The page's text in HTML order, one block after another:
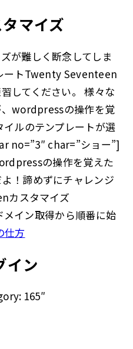
マイズ
が難しく断念してしま
ートTwenty Seventeen
してください。 様々な
wordpressの操作を覚
ルのテンプレートが選
no=”3″ char=”ショー”]
の操作を覚えた
！諦めずにチャレンジ
スタマイズ
イン取得から順番に始
仕方
イン
165″